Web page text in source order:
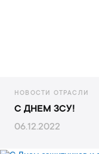
НОВОСТИ ОТРАСЛИ
С ДНЕМ ЗСУ!
06.12.2022